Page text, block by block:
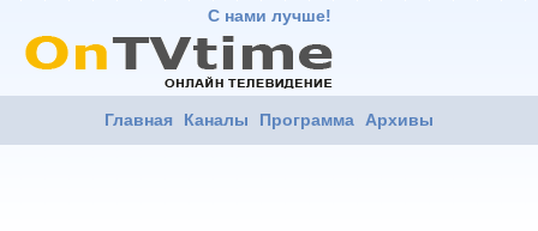
С нами лучше!
Главная Каналы Программа Архивы